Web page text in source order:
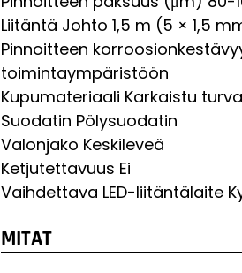
Liitäntä Johto 1,5 m (5 × 1,5
Pinnoitteen
toimintaympäristöön
Kupumateriaali Karkaistu
Suodatin Pölysuodatin
Valonjako Keskileveä
Ketjutettavuus Ei
Vaihdettava LED-liitäntälaite
MITAT